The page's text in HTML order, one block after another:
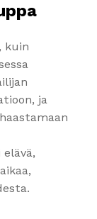
kuin
ja